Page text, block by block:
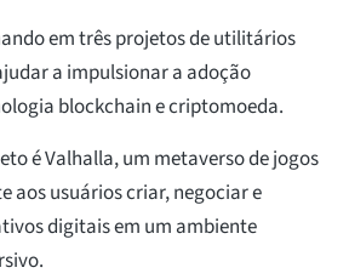
em três projetos de utilitários
a impulsionar a adoção
blockchain e criptomoeda.
é Valhalla, um metaverso de jogos
aos usuários criar, negociar e
digitais em um ambiente